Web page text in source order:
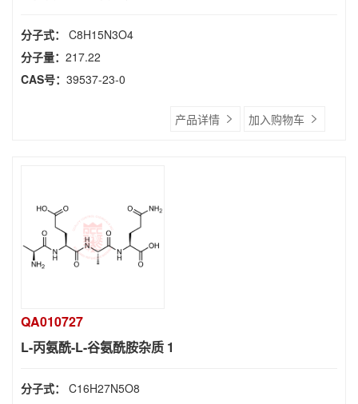
分子式： C8H15N3O4
分子量： 217.22
CAS号： 39537-23-0
产品详情 加入购物车
QA010727
L-丙氨酰-L-谷氨酰胺杂质 1
分子式： C16H27N5O8